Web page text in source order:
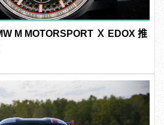
M MOTORSPORT Ｘ EDOX 推